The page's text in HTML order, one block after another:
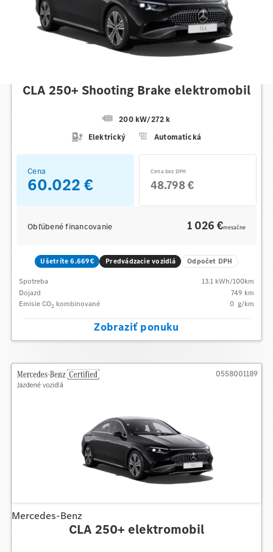
CLA 250+ Shooting Brake elektromobil
200 kW/272 k
Elektrický
Automatická
Cena
60.022 €
Cena bez DPH
48.798 €
Obľúbené financovanie 1 026 €mesačne
Ušetríte 6.669€ Predvádzacie vozidlá Odpočet DPH
Spotreba 13.1 kWh/100km
Dojazd
749 km
Emisie CO2 kombinované 0 g/km
Zobraziť ponuku
Mercedes-Benz
CLA 250+ elektromobil
0558001189